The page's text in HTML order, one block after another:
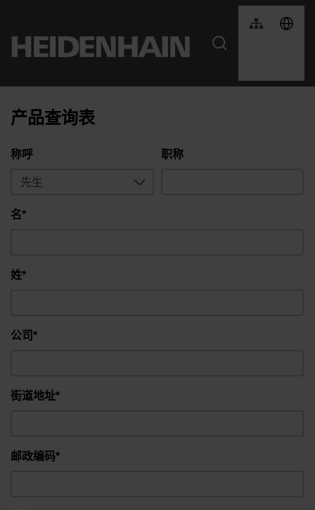
产品查询表
称呼 职称
名*
姓*
公司*
街道地址*
邮政编码*